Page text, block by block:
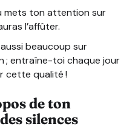
mets ton attention sur
l’affûter.
beaucoup sur
; entraîne-toi chaque jour
cette qualité !
de ton
silences